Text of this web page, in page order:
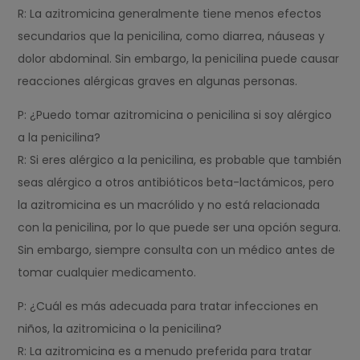
R: La azitromicina generalmente tiene menos efectos
secundarios que la penicilina, como diarrea, náuseas y
dolor abdominal. Sin embargo, la penicilina puede causar
reacciones alérgicas graves en algunas personas.
P: ¿Puedo tomar azitromicina o penicilina si soy alérgico
a la penicilina?
R: Si eres alérgico a la penicilina, es probable que también
seas alérgico a otros antibióticos beta-lactámicos, pero
la azitromicina es un macrólido y no está relacionada
con la penicilina, por lo que puede ser una opción segura.
Sin embargo, siempre consulta con un médico antes de
tomar cualquier medicamento.
P: ¿Cuál es más adecuada para tratar infecciones en
niños, la azitromicina o la penicilina?
R: La azitromicina es a menudo preferida para tratar